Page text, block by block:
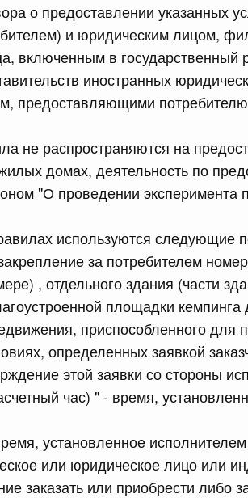
о предоставлении указанных
и юридическим лицом,
включенным в государственный
иностранных
предоставляющими
не распространяются на
домах, деятельность по
"О проведении эксперимента
используются следующие
за потребителем
, отдельного здания (части
площадки
приспособленного
определенных заявкой
этой заявки со стороны
час) " - время,
установленное
или юридическое лицо или
заказать или приобрести либо
Федерации от 22.07.2026 г. №
Российской Федерации от 28 марта
Федерации от 22.07.2026 г. №
Российской Федерации
Федерации от 22.07.2026 г. №
Российской Федерации в сфере
июля, вторник
Федерации от 21.07.2026 г. №
Российской Федерации от 27
Федерации от 21.07.2026 г. №
Российской Федерации от 25 ноября